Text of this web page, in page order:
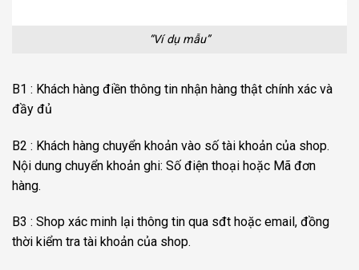
“Ví dụ mẫu”
B1 : Khách hàng điền thông tin nhận hàng thật chính xác và
đầy đủ
B2 : Khách hàng chuyển khoản vào số tài khoản của shop.
Nội dung chuyển khoản ghi: Số điện thoại hoặc Mã đơn
hàng.
B3 : Shop xác minh lại thông tin qua sđt hoặc email, đồng
thời kiểm tra tài khoản của shop.